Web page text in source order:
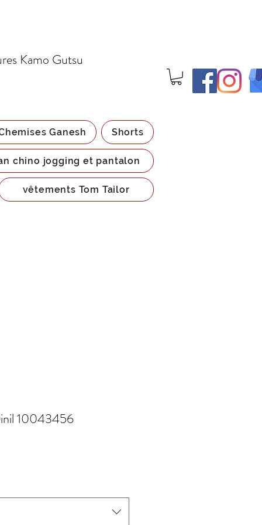
Kamo Gutsu
Ganesh Shorts
chino jogging et pantalon
vêtements Tom Tailor
10043456